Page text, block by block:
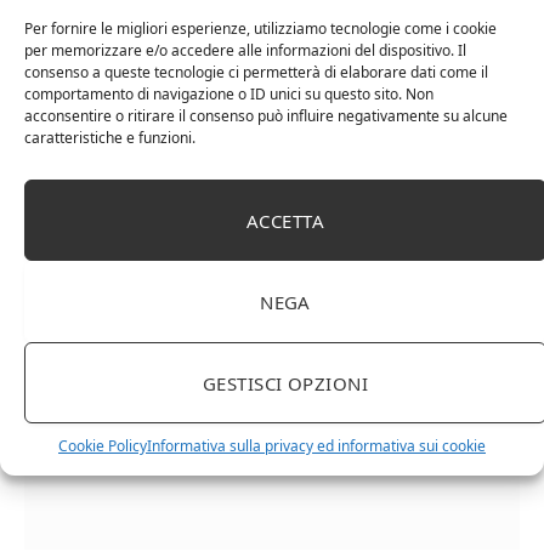
Per fornire le migliori esperienze, utilizziamo tecnologie come i cookie
per memorizzare e/o accedere alle informazioni del dispositivo. Il
consenso a queste tecnologie ci permetterà di elaborare dati come il
comportamento di navigazione o ID unici su questo sito. Non
acconsentire o ritirare il consenso può influire negativamente su alcune
caratteristiche e funzioni.
ACCETTA
NEGA
GESTISCI OPZIONI
Cookie PolicyInformativa sulla privacy ed informativa sui cookie
Cipriani Arrigo, Vino Rosso Veneto IGT 2015,